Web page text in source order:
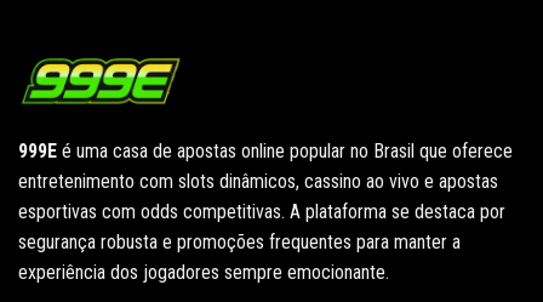
999E é uma casa de apostas online popular no Brasil que oferece
entretenimento com slots dinâmicos, cassino ao vivo e apostas
esportivas com odds competitivas. A plataforma se destaca por
segurança robusta e promoções frequentes para manter a
experiência dos jogadores sempre emocionante.